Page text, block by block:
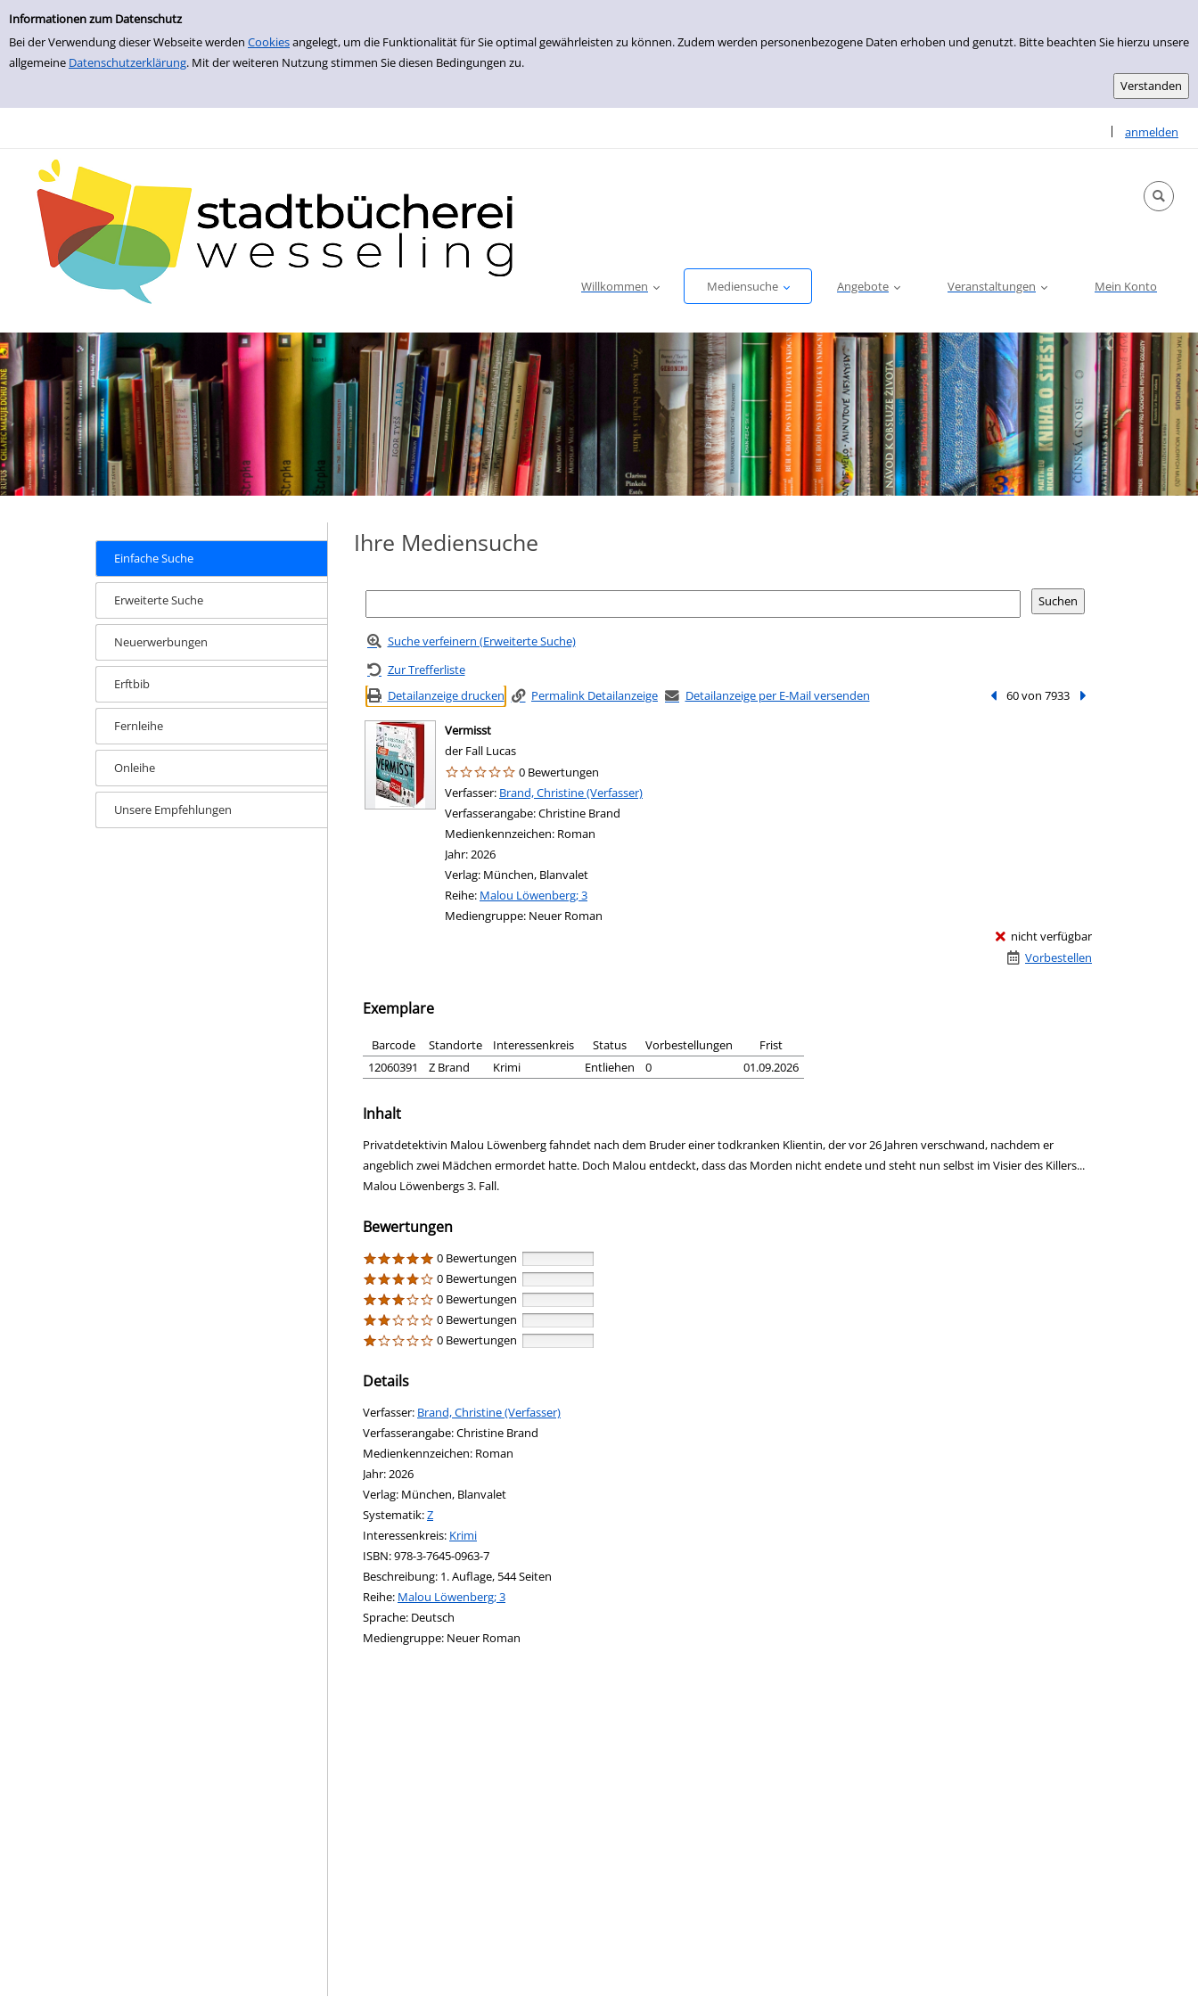
Informationen zum Datenschutz
Bei der Verwendung dieser Webseite werden Cookiesangelegt, um die Funktionalität für Sie optimal gewährleisten zu können. Zudem werden personenbezogene Daten erhoben und genutzt. Bitte beachten Sie hierzu unsere
allgemeine Datenschutzerklärung. Mit der weiteren Nutzung stimmen Sie diesen Bedingungen zu.
zur Navigation springen
zum Inhalt springen
Zur Detailanzeige springen
| anmelden
Sprache
Willkommen Mediensuche Angebote Veranstaltungen Mein Konto
Einfache Suche
Erweiterte Suche
Neuerwerbungen
Erftbib
Fernleihe
Onleihe
Unsere Empfehlungen
Ihre Mediensuche
Suche verfeinern (Erweiterte Suche)
Zur Trefferliste
Detailanzeige drucken
Permalink Detailanzeige Detailanzeige per E-Mail versenden Vorheriger Treffer
60 von 7933 Nächster Treffer
Vermisst
der Fall Lucas
0 Bewertungen
Verfasser: Suche nach diesem Verfasser
Brand, Christine (Verfasser)
Verfasserangabe:Christine Brand
Medienkennzeichen: Roman
Jahr:2026
Verlag: München, Blanvalet
Reihe: Malou Löwenberg; 3
Mediengruppe: Neuer Roman
nicht verfügbar
Vorbestellen
Exemplare
Barcode Standorte Interessenkreis Status Vorbestellungen
Frist
12060391
Z Brand Krimi Entliehen 0 01.09.2026
Inhalt
Privatdetektivin Malou Löwenberg fahndet nach dem Bruder einer todkranken Klientin, der vor 26 Jahren verschwand, nachdem er
angeblich zwei Mädchen ermordet hatte. Doch Malou entdeckt, dass das Morden nicht endete und steht nun selbst im Visier des Killers...
Malou Löwenbergs 3. Fall.
Bewertungen
0 Bewertungen
0 Bewertungen
0 Bewertungen
0 Bewertungen
0 Bewertungen
Details
Verfasser: Suche nach diesem Verfasser
Brand, Christine (Verfasser)
Verfasserangabe:Christine Brand
Medienkennzeichen: Roman
Jahr:2026
Verlag: München, Blanvalet
opens in new tab
Diesen Link in neuem Tab öffnen
Systematik:Suche nach dieser Systematik
Z
Interessenkreis: Suche nach diesem Interessenskreis
Krimi
ISBN:978-3-7645-0963-7
Beschreibung: 1. Auflage, 544 Seiten
Reihe: Malou Löwenberg; 3
Suche nach dieser Beteiligten Person
Sprache: Deutsch
Mediengruppe: Neuer Roman